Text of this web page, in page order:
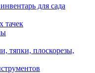
для сада
тачек
тяпки, плоскорезы,